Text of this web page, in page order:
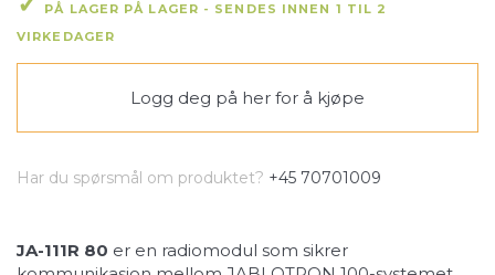
PÅ LAGER PÅ LAGER - SENDES INNEN 1 TIL 2
VIRKEDAGER
Logg deg på her for å kjøpe
Har du spørsmål om produktet? +45 70701009
JA-111R 80 er en radiomodul som sikrer